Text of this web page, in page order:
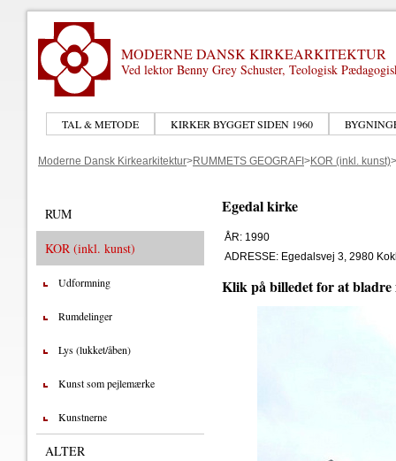
MODERNE DANSK KIRKEARKITEKTUR
Ved lektor Benny Grey Schuster, Teologisk
TAL & METODE KIRKER BYGGET SIDEN 1960
Moderne Dansk Kirkearkitektur>RUMMETS GEOGRAFI >KOR (inkl. kunst)>
RUM
KOR (inkl. kunst)
Udformning
Rumdelinger
Lys (lukket/åben)
Kunst som pejlemærke
Kunstnerne
ALTER
Egedal kirke
ÅR: 1990
ADRESSE: Egedalsvej 3, 2980
Klik på billedet for at bladre